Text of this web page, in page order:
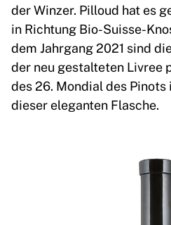
der Winzer. Pilloud hat es
in Richtung Bio-Suisse-
dem Jahrgang 2021 sind
der neu gestalteten Livree
des 26. Mondial des
dieser eleganten Flasche.